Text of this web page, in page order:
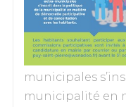
municipales
municipalité en